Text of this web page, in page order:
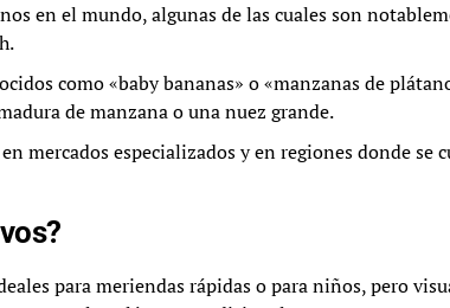
en el mundo, algunas de las cuales son
como «baby bananas» o «manzanas de
de manzana o una nuez grande.
mercados especializados y en regiones donde se
para meriendas rápidas o para niños, pero